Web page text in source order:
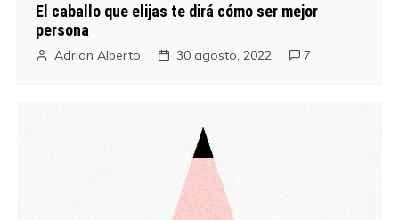
El caballo que elijas te dirá cómo ser mejor
persona
Adrian Alberto 30 agosto, 2022 7